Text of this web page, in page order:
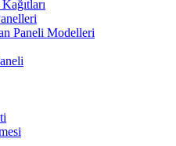
Paneli Modelleri